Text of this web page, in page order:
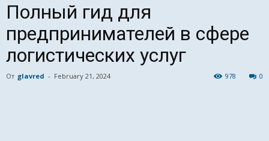
Полный гид для
предпринимателей в сфере
логистических услуг
От glavred - February 21, 2024 0
978